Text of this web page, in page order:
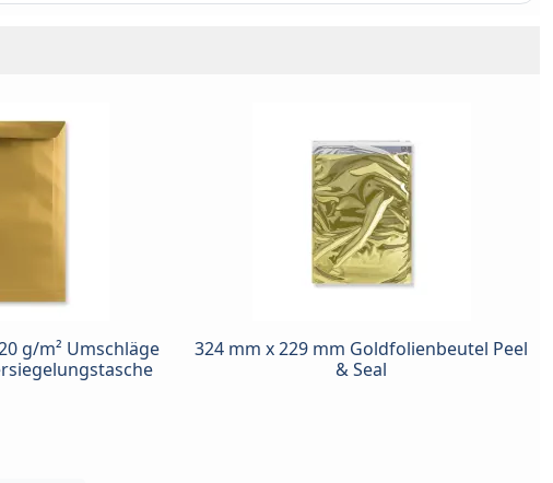
g/m² Umschläge
324 mm x 229 mm Goldfolienbeutel Peel
& Seal